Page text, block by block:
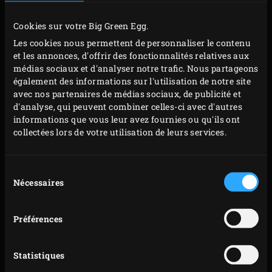
Cookies sur votre Big Green Egg.
Les cookies nous permettent de personnaliser le contenu
et les annonces, d'offrir des fonctionnalités relatives aux
médias sociaux et d'analyser notre trafic. Nous partageons
également des informations sur l'utilisation de notre site
avec nos partenaires de médias sociaux, de publicité et
d'analyse, qui peuvent combiner celles-ci avec d'autres
informations que vous leur avez fournies ou qu'ils ont
collectées lors de votre utilisation de leurs services.
duNécessaires
Préférences
Statistiques
heures environ jusqu’à ce que la température à
cœur soit atteinte.
Sortez l’échine de porc de l’EGG et badigeonnez la
viande de toutes parts de 3 cuillerées de sauce
barbecue. Enveloppez la viande dans 3 couches de
papier aluminium et reposez-la sur la grille.
Enfoncez à nouveau le thermomètre sonde à
température à cœur à 96 °C. Fermez le couvercle de
l’EGG et amenez la température de l’EGG à 140 °C.
jusqu’à ce que la température à cœur soit atteinte ;
Retirez l’échine de porc de l’EGG et laissez-la reposer